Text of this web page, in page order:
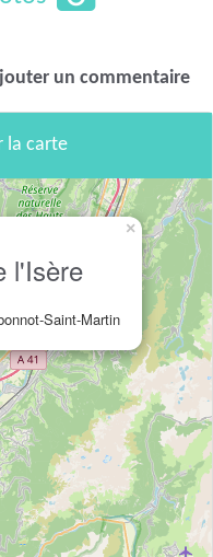
un commentaire
la carte
l'Isère
Saint-Martin
×